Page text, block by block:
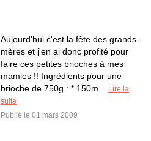
Aujourd'hui c'est la fête des grands-
mères et j'en ai donc profité pour
faire ces petites brioches à mes
mamies !! Ingrédients pour une
brioche de 750g : * 150m...
Lire la
suite
Publié le 01 mars 2009